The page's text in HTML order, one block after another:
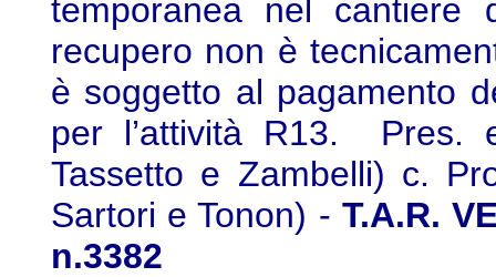
temporanea nel cantiere
recupero non è
è soggetto al pagamento
per l’attività R13. Pres.
Tassetto e Zambelli) c.
Sartori e Tonon) -T.A.R.
n.3382